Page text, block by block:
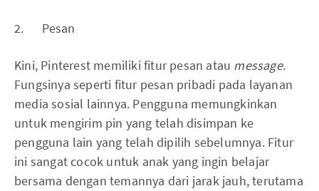
2. Pesan
Kini, Pinterest memiliki fitur pesan atau message.
Fungsinya seperti fitur pesan pribadi pada layanan
media sosial lainnya. Pengguna memungkinkan
untuk mengirim pin yang telah disimpan ke
pengguna lain yang telah dipilih sebelumnya. Fitur
ini sangat cocok untuk anak yang ingin belajar
bersama dengan temannya dari jarak jauh, terutama